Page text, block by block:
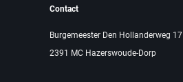
Contact
Burgemeester Den Hollanderweg 17
2391 MC Hazerswoude-Dorp